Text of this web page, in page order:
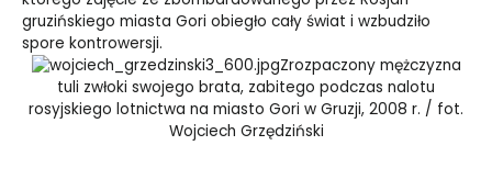
gruzińskiego miasta Gori obiegło cały świat i wzbudziło
spore kontrowersji.
Zrozpaczony mężczyzna
tuli zwłoki swojego brata, zabitego podczas nalotu
rosyjskiego lotnictwa na miasto Gori w Gruzji, 2008 r. / fot.
Wojciech Grzędziński